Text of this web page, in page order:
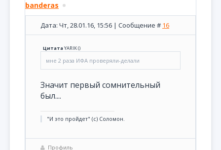
banderas
Дата: Чт, 28.01.16, 15:56 | Сообщение # 16
ЦитатаYARIK()
мне 2 раза ИФА проверяли-делали
Значит первый сомнительный
был....
"И это пройдет" (с) Соломон.
Профиль